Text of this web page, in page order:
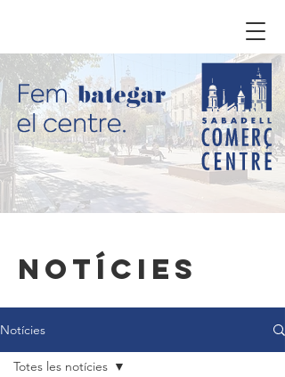
Notícies
Notícies
Totes les notícies